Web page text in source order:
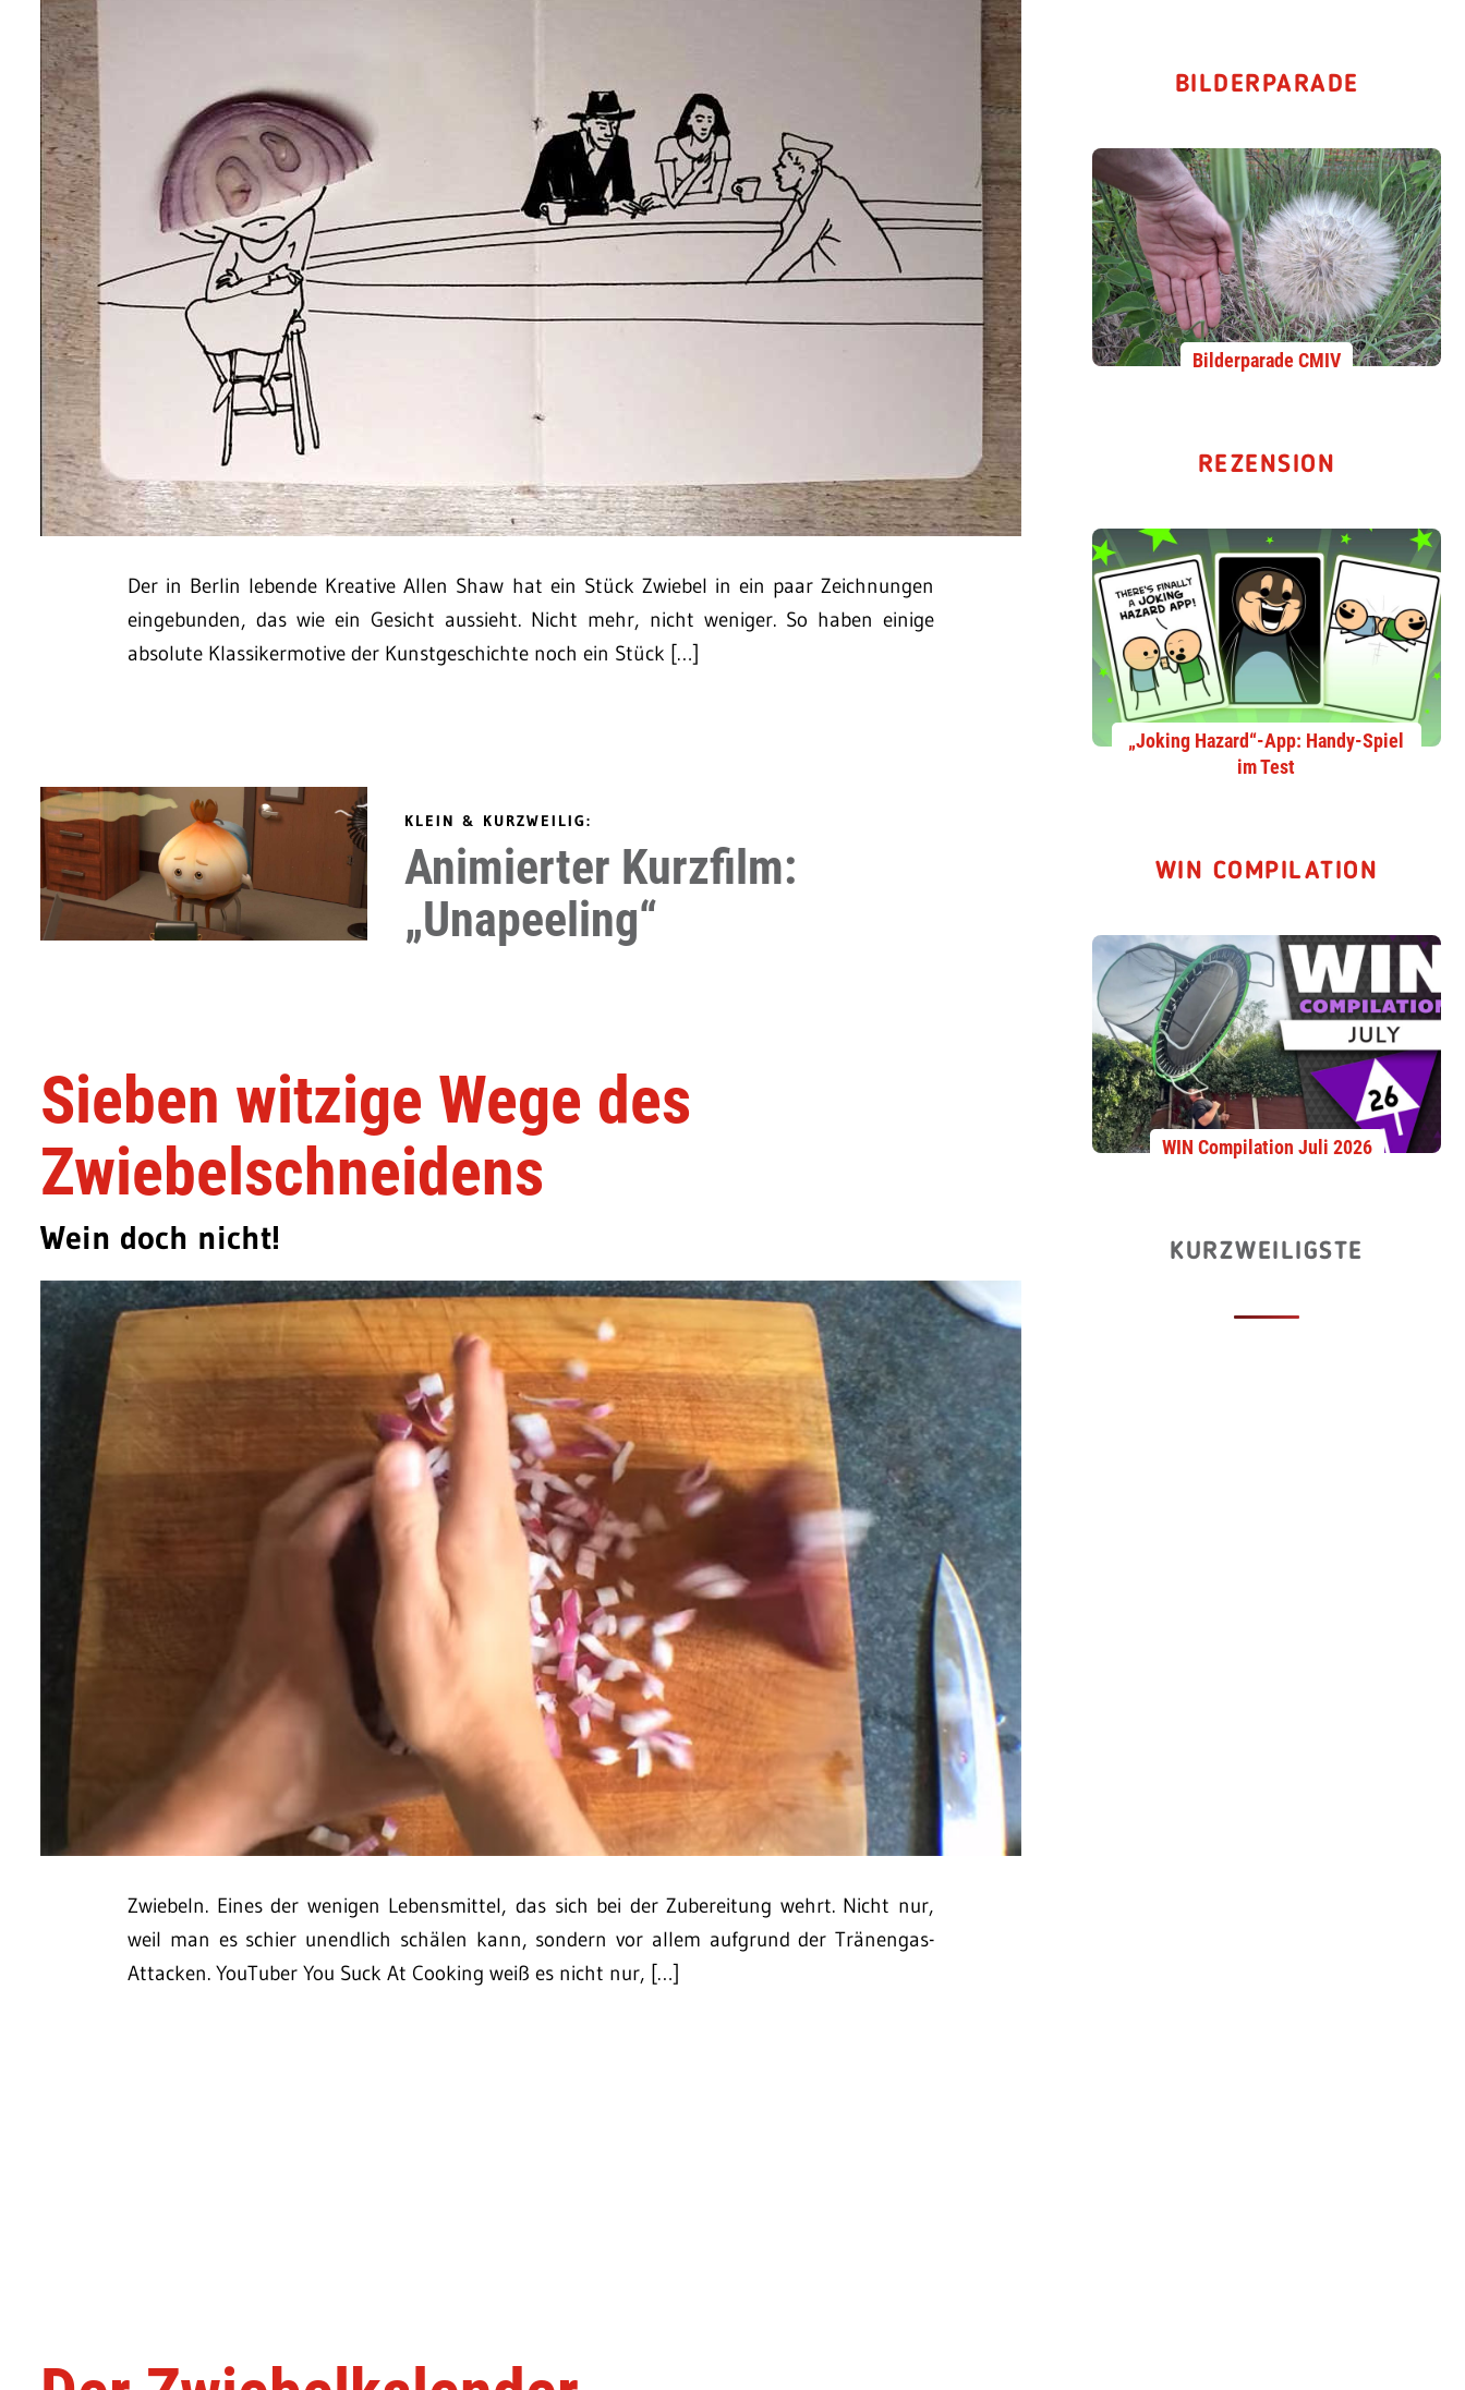
Der in Berlin lebende Kreative Allen Shaw hat ein Stück Zwiebel in ein paar Zeichnungen
eingebunden, das wie ein Gesicht aussieht. Nicht mehr, nicht weniger. So haben einige
absolute Klassikermotive der Kunstgeschichte noch ein Stück […]
KLEIN & KURZWEILIG:
Animierter Kurzfilm:
„Unapeeling“
Sieben witzige Wege des
Zwiebelschneidens
Wein doch nicht!
Zwiebeln. Eines der wenigen Lebensmittel, das sich bei der Zubereitung wehrt. Nicht nur,
weil man es schier unendlich schälen kann, sondern vor allem aufgrund der Tränengas-
Attacken. YouTuber You Suck At Cooking weiß es nicht nur, […]
BILDERPARADE
Bilderparade CMIV
REZENSION
„Joking Hazard“-App: Handy-Spiel
im Test
WIN COMPILATION
WIN Compilation Juli 2026
KURZWEILIGSTE